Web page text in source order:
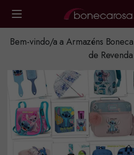
Bem-vindo/a a Armazéns
de Revenda